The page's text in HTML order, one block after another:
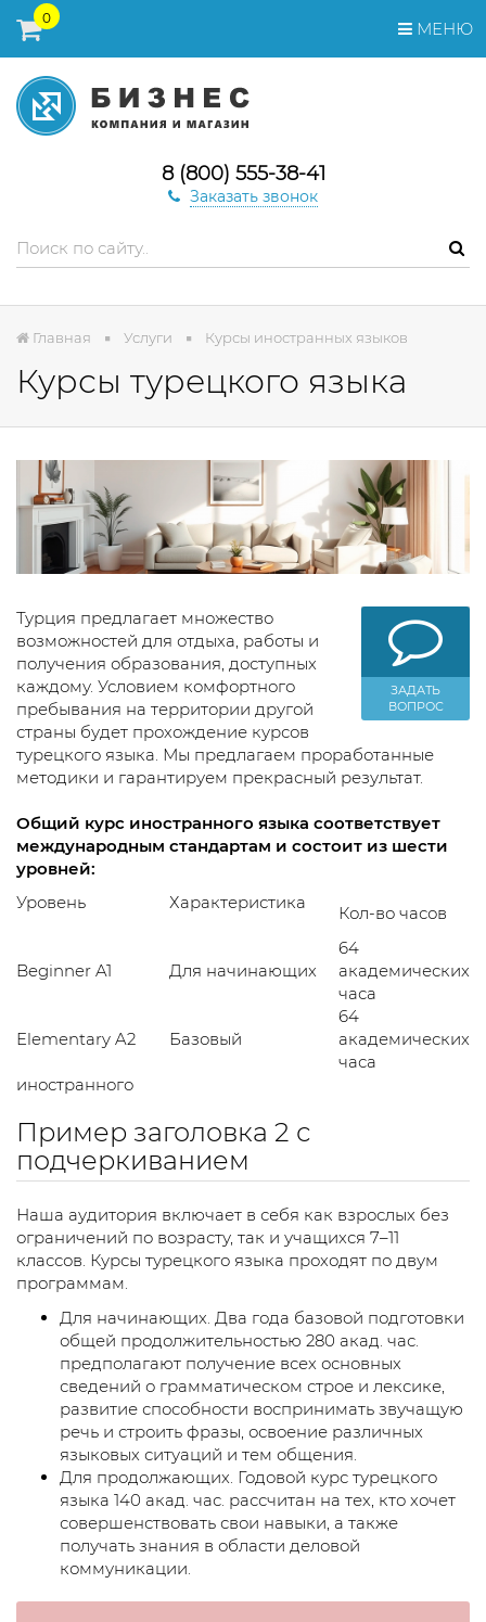
МЕНЮ
0
8 (800) 555-38-41
Заказать звонок
Главная Услуги Курсы иностранных языков
Курсы турецкого языка
ЗАДАТЬ
ВОПРОС
Турция предлагает множество
возможностей для отдыха, работы и
получения образования, доступных
каждому. Условием комфортного
пребывания на территории другой
страны будет прохождение курсов
турецкого языка. Мы предлагаем проработанные
методики и гарантируем прекрасный результат.
Общий курс иностранного языка соответствует
международным стандартам и состоит из шести
уровней:
Уровень
Характеристика
Кол-во часов
Beginner A1 Для начинающих
64
академических
часа
Elementary A2 Базовый
64
академических
часа
иностранного
Пример заголовка 2 с
подчеркиванием
Наша аудитория включает в себя как взрослых без
ограничений по возрасту, так и учащихся 7–11
классов. Курсы турецкого языка проходят по двум
программам.
Для начинающих. Два года базовой подготовки
общей продолжительностью 280 акад. час.
предполагают получение всех основных
сведений о грамматическом строе и лексике,
развитие способности воспринимать звучащую
речь и строить фразы, освоение различных
языковых ситуаций и тем общения.
Для продолжающих. Годовой курс турецкого
языка 140 акад. час. рассчитан на тех, кто хочет
совершенствовать свои навыки, а также
получать знания в области деловой
коммуникации.